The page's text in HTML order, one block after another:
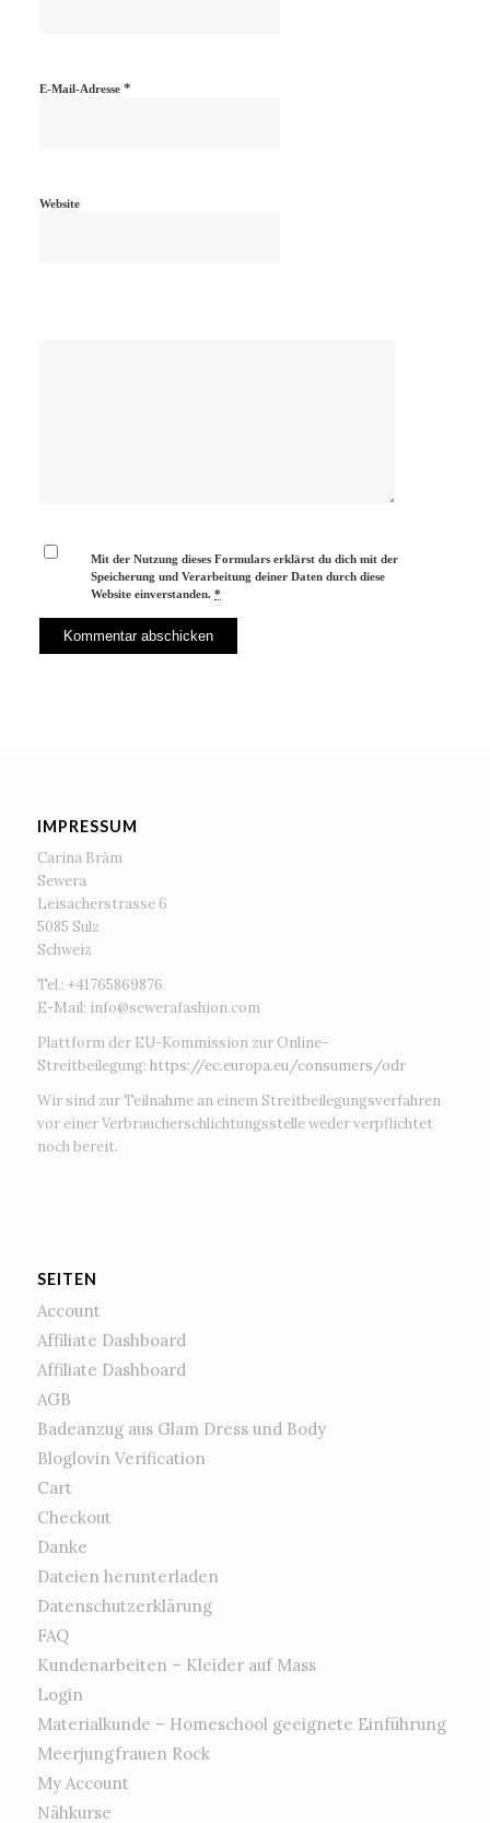
E-Mail-Adresse *
Website
Mit der Nutzung dieses Formulars erklärst du dich mit der
Speicherung und Verarbeitung deiner Daten durch diese
Website einverstanden.*
IMPRESSUM
Carina Bräm
Sewera
Leisacherstrasse 6
5085 Sulz
Schweiz
Tel.: +41765869876
E-Mail: info@sewerafashion.com
Plattform der EU-Kommission zur Online-
Streitbeilegung: https://ec.europa.eu/consumers/odr
Wir sind zur Teilnahme an einem Streitbeilegungsverfahren
vor einer Verbraucherschlichtungsstelle weder verpflichtet
noch bereit.
SEITEN
Account
Affiliate Dashboard
Affiliate Dashboard
AGB
Badeanzug aus Glam Dress und Body
Bloglovin Verification
Cart
Checkout
Danke
Dateien herunterladen
Datenschutzerklärung
FAQ
Kundenarbeiten – Kleider auf Mass
Login
Materialkunde – Homeschool geeignete Einführung
Meerjungfrauen Rock
My Account
Nähkurse